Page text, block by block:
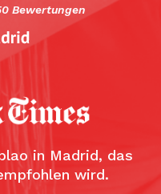
Bewertungen
in Madrid, das
wird.